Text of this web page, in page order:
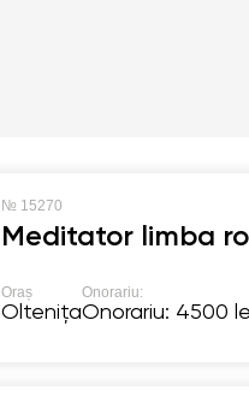
№ 15270
Meditator limba
Oraș
Oltenița
Onorariu:
Onorariu: 4500